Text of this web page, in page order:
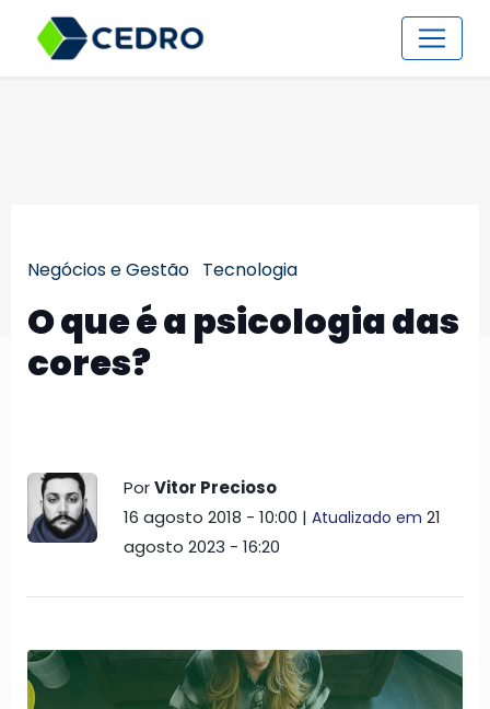
Negócios e Gestão Tecnologia
O que é a psicologia das
cores?
PorVitor Precioso
16 agosto 2018 - 10:00 | Atualizado em 21
agosto 2023 - 16:20